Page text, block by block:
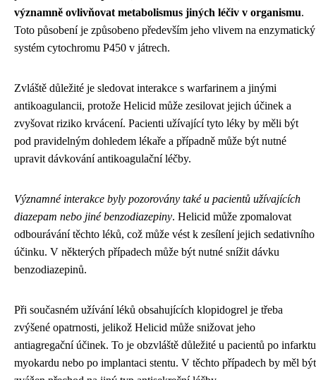
významně ovlivňovat metabolismus jiných léčiv v organismu.
Toto působení je způsobeno především jeho vlivem na enzymatický
systém cytochromu P450 v játrech.
Zvláště důležité je sledovat interakce s warfarinem a jinými
antikoagulancii, protože Helicid může zesilovat jejich účinek a
zvyšovat riziko krvácení. Pacienti užívající tyto léky by měli být
pod pravidelným dohledem lékaře a případně může být nutné
upravit dávkování antikoagulační léčby.
Významné interakce byly pozorovány také u pacientů užívajících
diazepam nebo jiné benzodiazepiny. Helicid může zpomalovat
odbourávání těchto léků, což může vést k zesílení jejich sedativního
účinku. V některých případech může být nutné snížit dávku
benzodiazepinů.
Při současném užívání léků obsahujících klopidogrel je třeba
zvýšené opatrnosti, jelikož Helicid může snižovat jeho
antiagregační účinek. To je obzvláště důležité u pacientů po infarktu
myokardu nebo po implantaci stentu. V těchto případech by měl být